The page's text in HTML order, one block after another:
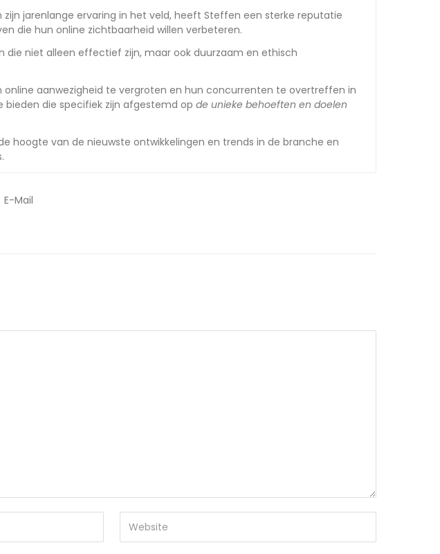
jarenlange ervaring in het veld, heeft Steffen een sterke reputatie
die hun online zichtbaarheid willen verbeteren.
die niet alleen effectief zijn, maar ook duurzaam en ethisch
aanwezigheid te vergroten en hun concurrenten te overtreffen in
die specifiek zijn afgestemd op de unieke behoeften en doelen
hoogte van de nieuwste ontwikkelingen en trends in de branche en
E-Mail